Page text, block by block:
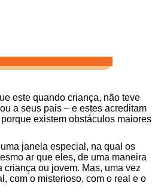
este quando criança, não teve
a seus pais – e estes acreditam
existem obstáculos maiores
janela especial, na qual os
ar que eles, de uma maneira
ou jovem. Mas, uma vez
com o misterioso, com o real e o